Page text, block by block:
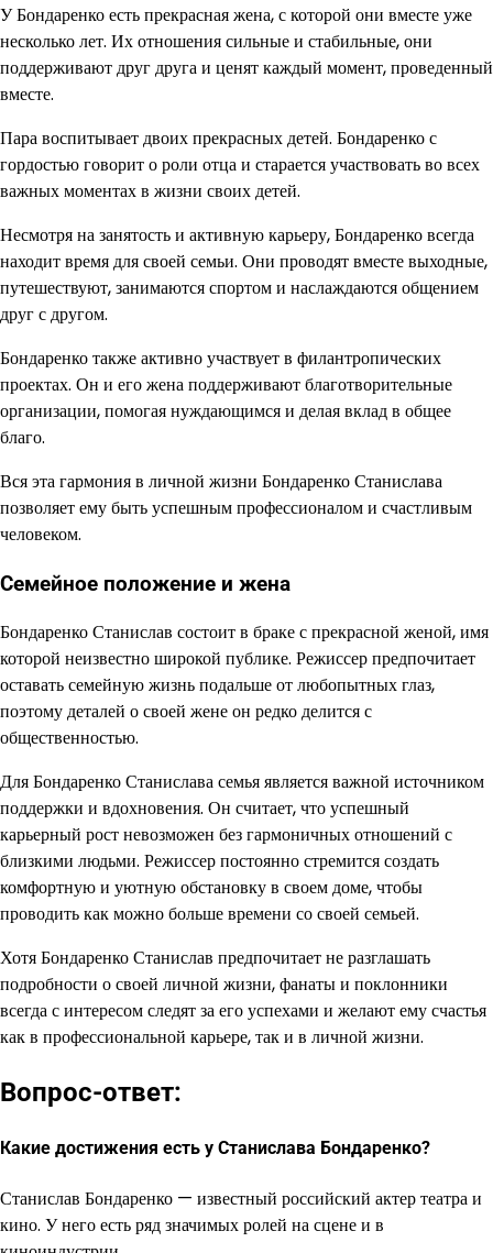
У Бондаренко есть прекрасная жена, с которой они вместе уже
несколько лет. Их отношения сильные и стабильные, они
поддерживают друг друга и ценят каждый момент, проведенный
вместе.
Пара воспитывает двоих прекрасных детей. Бондаренко с
гордостью говорит о роли отца и старается участвовать во всех
важных моментах в жизни своих детей.
Несмотря на занятость и активную карьеру, Бондаренко всегда
находит время для своей семьи. Они проводят вместе выходные,
путешествуют, занимаются спортом и наслаждаются общением
друг с другом.
Бондаренко также активно участвует в филантропических
проектах. Он и его жена поддерживают благотворительные
организации, помогая нуждающимся и делая вклад в общее
благо.
Вся эта гармония в личной жизни Бондаренко Станислава
позволяет ему быть успешным профессионалом и счастливым
человеком.
Семейное положение и жена
Бондаренко Станислав состоит в браке с прекрасной женой, имя
которой неизвестно широкой публике. Режиссер предпочитает
оставать семейную жизнь подальше от любопытных глаз,
поэтому деталей о своей жене он редко делится с
общественностью.
Для Бондаренко Станислава семья является важной источником
поддержки и вдохновения. Он считает, что успешный
карьерный рост невозможен без гармоничных отношений с
близкими людьми. Режиссер постоянно стремится создать
комфортную и уютную обстановку в своем доме, чтобы
проводить как можно больше времени со своей семьей.
Хотя Бондаренко Станислав предпочитает не разглашать
подробности о своей личной жизни, фанаты и поклонники
всегда с интересом следят за его успехами и желают ему счастья
как в профессиональной карьере, так и в личной жизни.
Вопрос-ответ:
Какие достижения есть у Станислава Бондаренко?
Станислав Бондаренко — известный российский актер театра и
кино. У него есть ряд значимых ролей на сцене и в